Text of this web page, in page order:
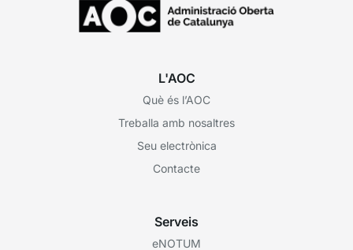
L'AOC
Què és l’AOC
Treballa amb nosaltres
Seu electrònica
Contacte
Serveis
eNOTUM